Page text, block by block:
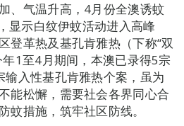
、气温升高，4月份全澳诱蚊
显示白纹伊蚊活动进入高峰
登革热及基孔肯雅热（下称“双
1至4月期间，本澳已录得5宗
入性基孔肯雅热个案，虽为
能松懈，需要社会各界同心合
蚊措施，筑牢社区防线。